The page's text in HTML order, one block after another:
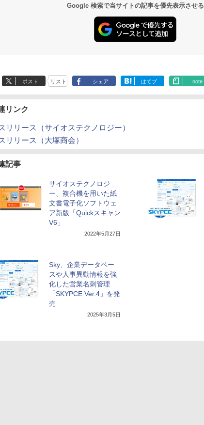
Google 検索で当サイトの記事を優先表示させる
ポスト リスト シェア はてブ note
リンク
リリース（サイオステクノロジー）
リリース（大塚商会）
記事
サイオステクノロジ
ー、複合機を用いた紙
文書電子化ソフトウェ
ア新版「Quickスキャン
V6」
2022年5月27日
Sky、企業データベー
スや人事異動情報を強
化した営業名刺管理
「SKYPCE Ver.4」を発
売
2025年3月5日